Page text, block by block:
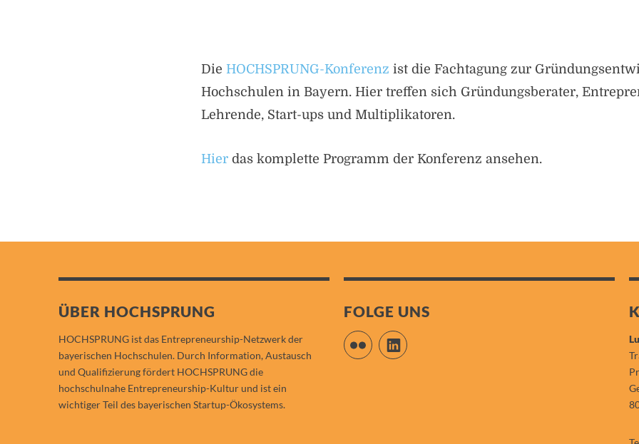
Die HOCHSPRUNG-Konferenz ist die Fachtagung zur
Hochschulen in Bayern. Hier treffen sich Gründungsberater,
Lehrende, Start-ups und Multiplikatoren.
Hierdas komplette Programm der Konferenz ansehen.
ÜBER HOCHSPRUNG
HOCHSPRUNG ist das Entrepreneurship-Netzwerk der
bayerischen Hochschulen. Durch Information, Austausch
und Qualifizierung fördert HOCHSPRUNG die
hochschulnahe Entrepreneurship-Kultur und ist ein
wichtiger Teil des bayerischen Startup-Ökosystems.
FOLGE UNS
Flickr LinkedIn